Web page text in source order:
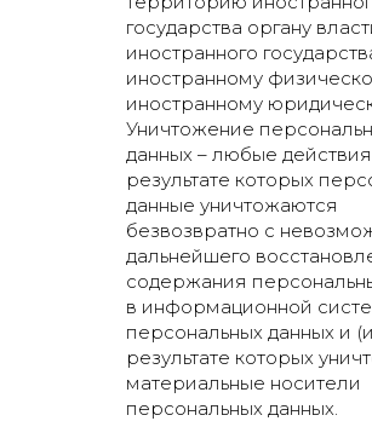
государства органу
иностранного
иностранному
иностранному
Уничтожение
данных – любые
результате которых
данные уничтожаются
безвозвратно с
дальнейшего
содержания
в информационной
персональных данных и
результате которых
материальные носители
персональных данных.